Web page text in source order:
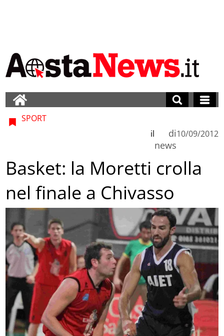
SPORT
di
news
il 10/09/2012
Basket: la Moretti crolla
nel finale a Chivasso